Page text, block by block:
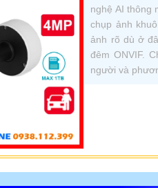
nghệ AI thông
chụp ảnh
ảnh rõ dù ở
đêm ONVIF.
người và